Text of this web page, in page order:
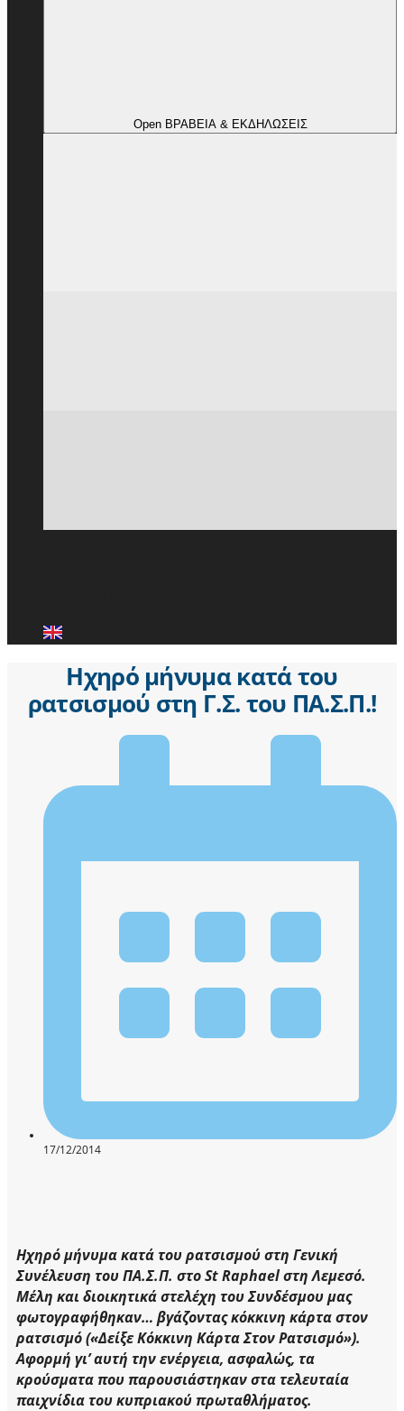
Open ΒΡΑΒΕΙΑ & ΕΚΔΗΛΩΣΕΙΣ
Ηχηρό μήνυμα κατά του
ρατσισμού στη Γ.Σ. του ΠΑ.Σ.Π.!
17/12/2014
Ηχηρό μήνυμα κατά του ρατσισμού στη Γενική
Συνέλευση του ΠΑ.Σ.Π. στο St Raphael στη Λεμεσό.
Μέλη και διοικητικά στελέχη του Συνδέσμου μας
φωτογραφήθηκαν… βγάζοντας κόκκινη κάρτα στον
ρατσισμό («Δείξε Κόκκινη Κάρτα Στον Ρατσισμό»).
Αφορμή γι’ αυτή την ενέργεια, ασφαλώς, τα
κρούσματα που παρουσιάστηκαν στα τελευταία
παιχνίδια του κυπριακού πρωταθλήματος.